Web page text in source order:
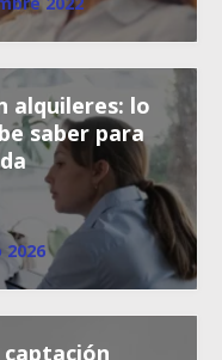
alquileres: lo
saber para
captación